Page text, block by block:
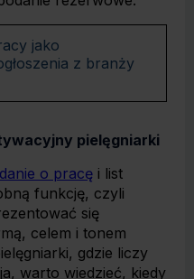
jako
z branży
pielęgniarki
o pracę i list
funkcję, czyli
się
celem i tonem
gdzie liczy
warto wiedzieć, kiedy